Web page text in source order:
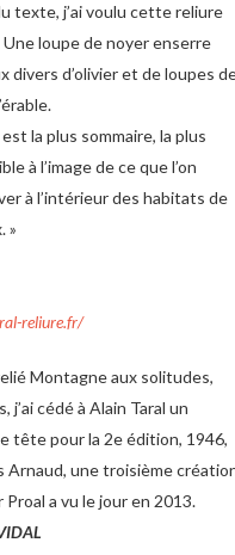
texte, j’ai voulu cette reliure
loupe de noyer enserre
divers d’olivier et de loupes
la plus sommaire, la plus
à l’image de ce que l’on
à l’intérieur des habitats de
»
reliure.fr/
Montagne aux solitudes,
j’ai cédé à Alain Taral un
tête pour la 2e édition, 1946,
Arnaud, une troisième
a vu le jour en 2013.